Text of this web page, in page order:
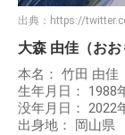
出典： https://
大森 由佳（おお
本名： 竹田 由佳
生年月日： 1988
没年月日： 2022
出身地： 岡山県